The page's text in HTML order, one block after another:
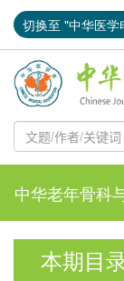
切换至 "中华医
中华老年骨科
本期目